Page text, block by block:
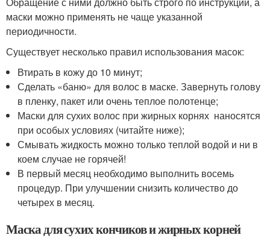
маски можно применять не чаще указанной
периодичности.
Существует несколько правил использования масок:
Втирать в кожу до 10 минут;
Сделать «баню» для волос в маске. Завернуть голову
в пленку, пакет или очень теплое полотенце;
Маски для сухих волос при жирных корнях наносятся
при особых условиях (читайте ниже);
Смывать жидкость можно только теплой водой и ни в
коем случае не горячей!
В первый месяц необходимо выполнить восемь
процедур. При улучшении снизить количество до
четырех в месяц.
Маска для сухих кончиков и жирных корней